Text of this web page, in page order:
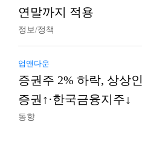
연말까지 적용
정보/정책
업앤다운
증권주 2% 하락, 상상인
증권↑·한국금융지주↓
동향